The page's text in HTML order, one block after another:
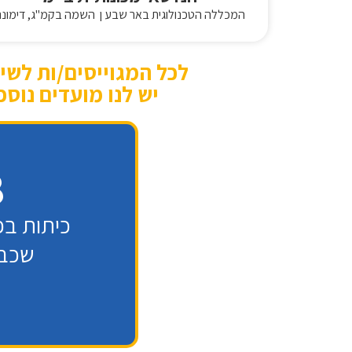
המכללה הטכנולוגית באר שבע ן השמה בקמ"ג,
לכל המגוייסים/ות
יש לנו מועדים
כיתות